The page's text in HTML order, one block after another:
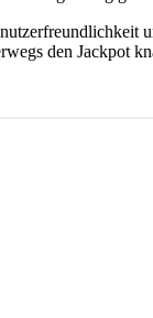
den Jackpot